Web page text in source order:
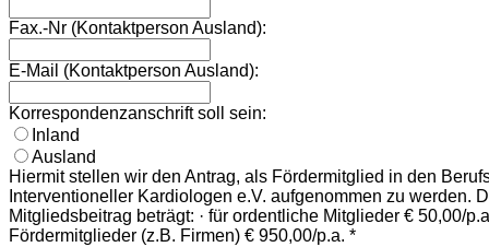
Fax.-Nr (Kontaktperson Ausland):
E-Mail (Kontaktperson Ausland):
Korrespondenzanschrift soll sein:
Inland
Ausland
Hiermit stellen wir den Antrag, als Fördermitglied in den
Interventioneller Kardiologen e.V. aufgenommen zu werden.
Mitgliedsbeitrag beträgt: · für ordentliche Mitglieder € 50,00/
Fördermitglieder (z.B. Firmen) € 950,00/p.a. *